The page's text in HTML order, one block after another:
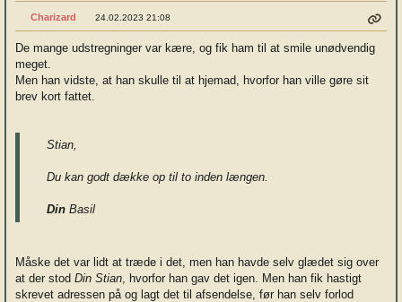
Charizard 24.02.2023 21:08
De mange udstregninger var kære, og fik ham til at smile unødvendig
meget.
Men han vidste, at han skulle til at hjemad, hvorfor han ville gøre sit
brev kort fattet.
Stian,
Du kan godt dække op til to inden længen.
Din Basil
Måske det var lidt at træde i det, men han havde selv glædet sig over
at der stod Din Stian , hvorfor han gav det igen. Men han fik hastigt
skrevet adressen på og lagt det til afsendelse, før han selv forlod